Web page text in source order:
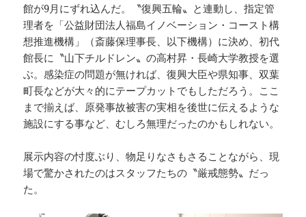
館が9月にずれ込んだ。〝復興五輪〟と連動し、指定管
理者を「公益財団法人福島イノベーション・コースト構
想推進機構」（斎藤保理事長、以下機構）に決め、初代
館長に〝山下チルドレン〟の高村昇・長崎大学教授を選
ぶ。感染症の問題が無ければ、復興大臣や県知事、双葉
町長などが大々的にテープカットでもしただろう。ここ
まで揃えば、原発事故被害の実相を後世に伝えるような
施設にする事など、むしろ無理だったのかもしれない。
展示内容の忖度ぶり、物足りなさもさることながら、現
場で驚かされたのはスタッフたちの〝厳戒態勢〟だっ
た。